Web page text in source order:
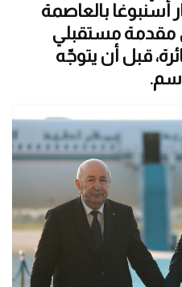
بالعاصمة
مقدمة مستقبلي
قبل أن يتوجّه